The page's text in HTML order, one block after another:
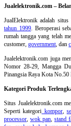
Jualelektronik.com –
JualElektronik adalah situs
tahun 1999. Beroperasi
rumah tangga yang telah
customer, government , dan
Jualelektronik.com juga
Nomor 28-29, Mangga
Pinangsia Raya Kota No.50
Kategori Produk
Situs Jualelektronik.com
Seperti kategori kompor,
processor ,wok pan ,stand